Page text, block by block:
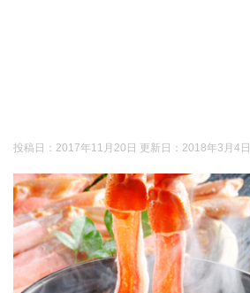
投稿日：2017年11月20日 更新日： 2018年3月4日